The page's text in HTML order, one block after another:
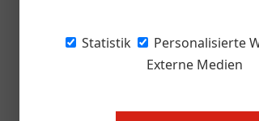
Statistik
Personalisierte
Externe Medien
Corinna Polz übernimmt
Chefin?
Jetzt ist es fix: